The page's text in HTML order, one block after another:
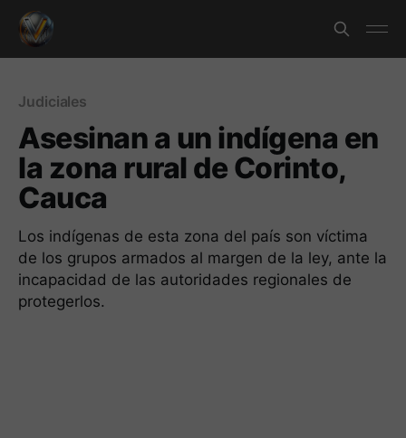
Judiciales
Asesinan a un indígena en
la zona rural de Corinto,
Cauca
Los indígenas de esta zona del país son víctima
de los grupos armados al margen de la ley, ante la
incapacidad de las autoridades regionales de
protegerlos.